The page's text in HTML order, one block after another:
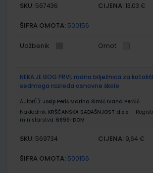
SKU: 567436 CIJENA: 13,03 €
ŠIFRA OMOTA: 500156
Udžbenik Omot
NEKA JE BOG PRVI; radna bilježnica za
sedmoga razreda osnovne škole
Autor(i): Josip Periš Marina Šimić Ivana Perčić
Nakladnik: KRŠĆANSKA SADAŠNJOST d.o.o.
ministarstva: 6699-DOM
SKU: 569734 CIJENA: 9,64 €
ŠIFRA OMOTA: 500156